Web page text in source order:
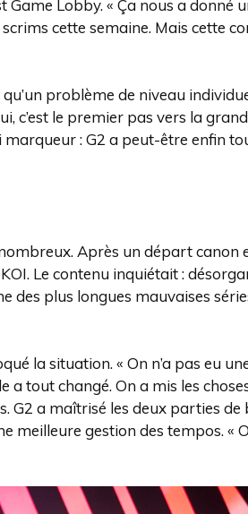
Lobby. « Ça nous a donné
cette semaine. Mais cette
problème de niveau
c’est le premier pas vers la
: G2 a peut-être enfin
Après un départ canon
Le contenu inquiétait :
des plus longues mauvaises
la situation. « On n’a pas eu
a tout changé. On a mis les
G2 a maîtrisé les deux parties de
meilleure gestion des tempos. «